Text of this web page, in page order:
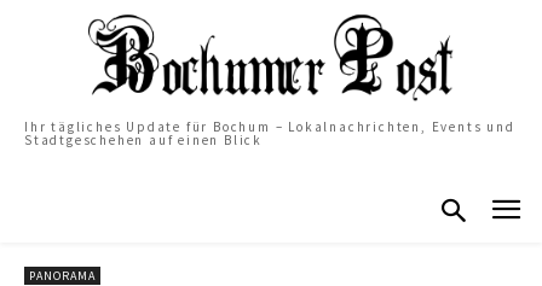
Ihr tägliches Update für Bochum – Lokalnachrichten, Events und
Stadtgeschehen auf einen Blick
PANORAMA